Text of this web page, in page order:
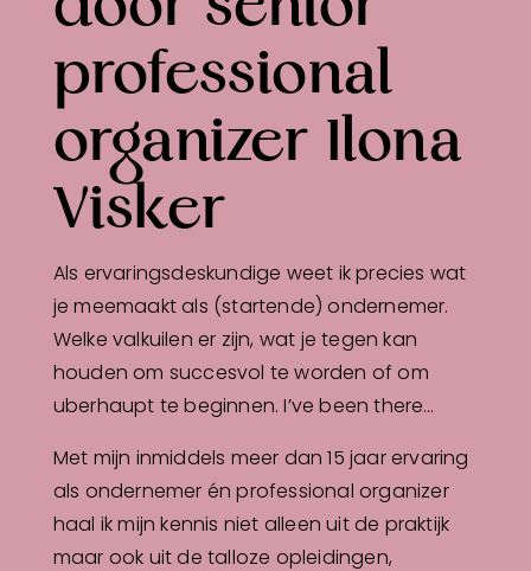
professional
organizer Ilona
Visker
Als ervaringsdeskundige weet ik precies wat
je meemaakt als (startende) ondernemer.
Welke valkuilen er zijn, wat je tegen kan
houden om succesvol te worden of om
uberhaupt te beginnen. I’ve been there…
Met mijn inmiddels meer dan 15 jaar ervaring
als ondernemer én professional organizer
haal ik mijn kennis niet alleen uit de praktijk
maar ook uit de talloze opleidingen,